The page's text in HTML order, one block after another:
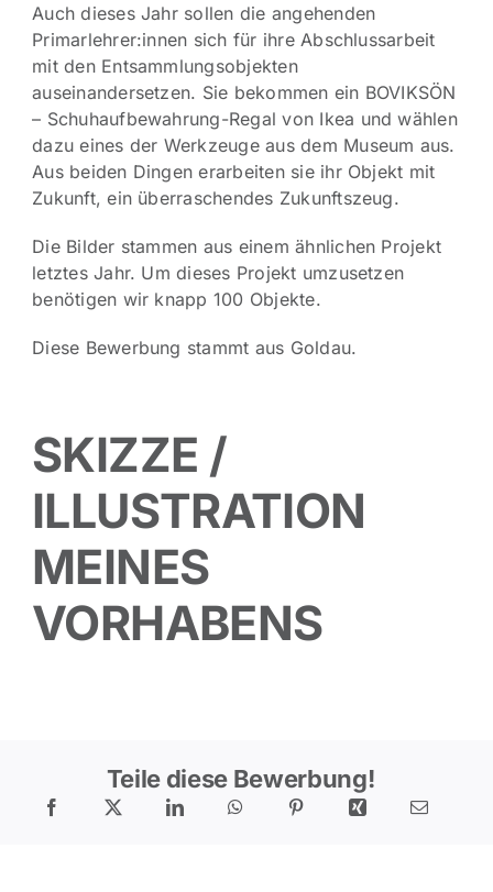
Auch dieses Jahr sollen die angehenden
Primarlehrer:innen sich für ihre Abschlussarbeit
mit den Entsammlungsobjekten
auseinandersetzen. Sie bekommen ein BOVIKSÖN
– Schuhaufbewahrung-Regal von Ikea und wählen
dazu eines der Werkzeuge aus dem Museum aus.
Aus beiden Dingen erarbeiten sie ihr Objekt mit
Zukunft, ein überraschendes Zukunftszeug.
Die Bilder stammen aus einem ähnlichen Projekt
letztes Jahr. Um dieses Projekt umzusetzen
benötigen wir knapp 100 Objekte.
Diese Bewerbung stammt aus Goldau.
SKIZZE /
ILLUSTRATION
MEINES
VORHABENS
Teile diese Bewerbung!